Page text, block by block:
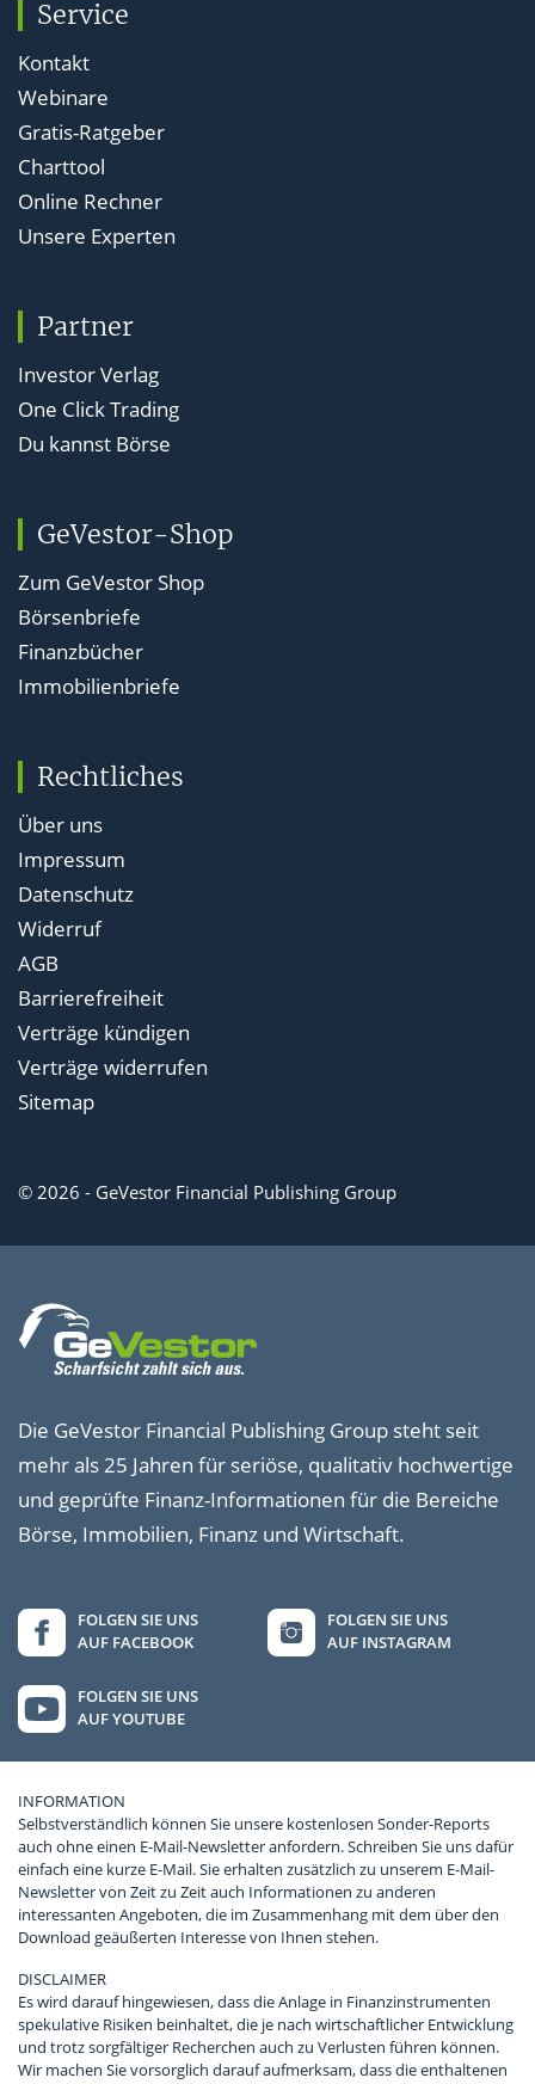
Service
Kontakt
Webinare
Gratis-Ratgeber
Charttool
Online Rechner
Unsere Experten
Partner
Investor Verlag
One Click Trading
Du kannst Börse
GeVestor-Shop
Zum GeVestor Shop
Börsenbriefe
Finanzbücher
Immobilienbriefe
Rechtliches
Über uns
Impressum
Datenschutz
Widerruf
AGB
Barrierefreiheit
Verträge kündigen
Verträge widerrufen
Sitemap
© 2026 - GeVestor Financial Publishing Group
Die GeVestor Financial Publishing Group steht seit
mehr als 25 Jahren für seriöse, qualitativ hochwertige
und geprüfte Finanz-Informationen für die Bereiche
Börse, Immobilien, Finanz und Wirtschaft.
FOLGEN SIE UNS
AUF FACEBOOK
FOLGEN SIE UNS
AUF INSTAGRAM
FOLGEN SIE UNS
AUF YOUTUBE
INFORMATION
Selbstverständlich können Sie unsere kostenlosen Sonder-Reports
auch ohne einen E-Mail-Newsletter anfordern. Schreiben Sie uns dafür
einfach eine kurze E-Mail. Sie erhalten zusätzlich zu unserem E-Mail-
Newsletter von Zeit zu Zeit auch Informationen zu anderen
interessanten Angeboten, die im Zusammenhang mit dem über den
Download geäußerten Interesse von Ihnen stehen.
DISCLAIMER
Es wird darauf hingewiesen, dass die Anlage in Finanzinstrumenten
spekulative Risiken beinhaltet, die je nach wirtschaftlicher Entwicklung
und trotz sorgfältiger Recherchen auch zu Verlusten führen können.
Wir machen Sie vorsorglich darauf aufmerksam, dass die enthaltenen